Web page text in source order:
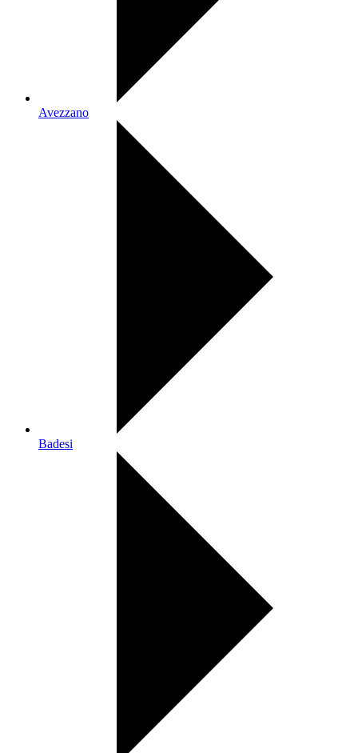
Avezzano
Badesi